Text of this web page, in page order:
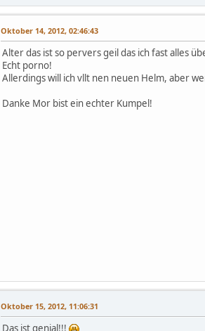
Oktober 14, 2012, 02:46:43
Alter das ist so pervers geil das ich fast alles
Echt porno!
Allerdings will ich vllt nen neuen Helm, aber
Danke Mor bist ein echter Kumpel!
Oktober 15, 2012, 11:06:31
Das ist genial!!!